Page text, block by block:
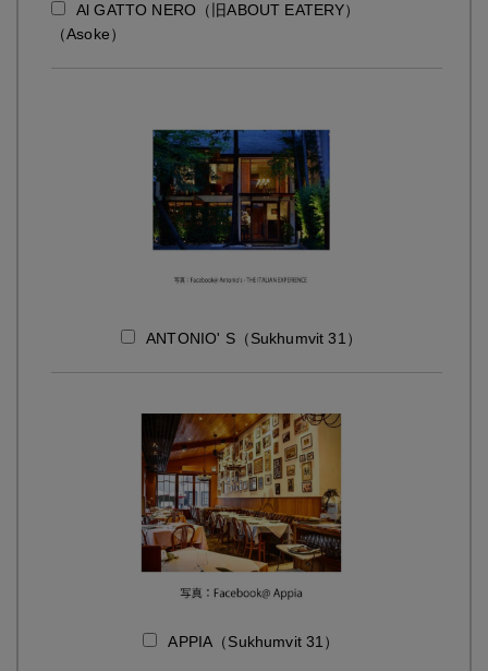
Al GATTO NERO（旧ABOUT EATERY）
（Asoke）
ANTONIO' S（Sukhumvit 31）
APPIA（Sukhumvit 31）